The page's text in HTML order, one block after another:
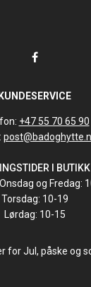
KUNDESERVICE
+47 55 70 65 90
I BUTIKK
og Fredag:
Torsdag: 10-19
Lørdag: 10-15
for Jul, påske og